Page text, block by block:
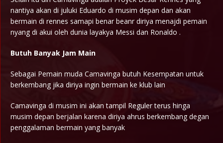
nantiya akan di juluki Eduardo di musim depan dan akan
bermain di rennes samapi benar beanr diriya menajdi pemain
nyang di akui oleh dunia layakya Messi dan Ronaldo .
Butuh Banyak Jam Main
Sebagai Pemain muda Camavinga butuh Kesempatan untuk
berkembang jika diriya ingin bermain ke klub lain
Camavinga di musim ini akan tampil Reguler terus hinga
musim depan berjalan karena diriya ahrus berkembang degan
penggalaman bermain yang banyak